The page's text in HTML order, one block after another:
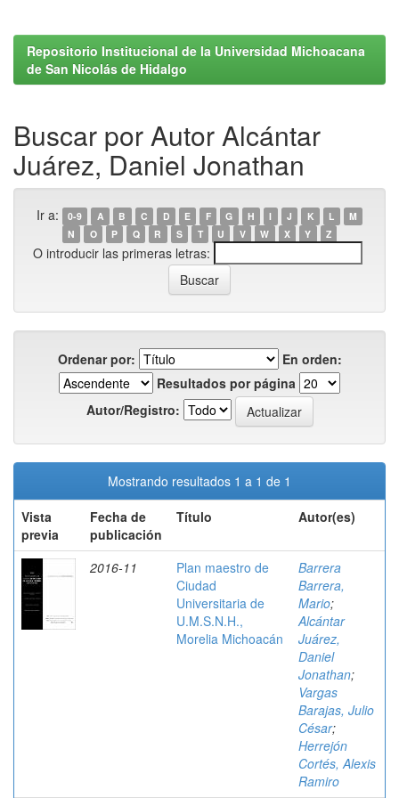
Repositorio Institucional de la Universidad Michoacana
de San Nicolás de Hidalgo
Buscar por Autor Alcántar
Juárez, Daniel Jonathan
Ir a: 0-9 A B C D E F G H I J K L
M
N
O P Q R S T U V W X Y Z
O introducir las primeras letras:
Ordenar por:
En orden:
Resultados por página
Autor/Registro:
Mostrando resultados 1 a 1 de 1
Vista
previa
Fecha de
publicación
Título Autor(es)
2016-11
Plan maestro de
Ciudad
Universitaria de
U.M.S.N.H.,
Morelia Michoacán
Barrera
Barrera,
Mario;
Alcántar
Juárez,
Daniel
Jonathan;
Vargas
Barajas, Julio
César;
Herrejón
Cortés, Alexis
Ramiro